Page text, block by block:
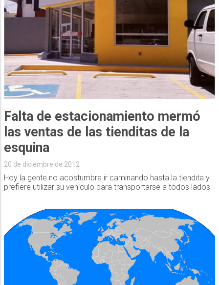
Falta de estacionamiento mermó
las ventas de las tienditas de la
esquina
20 de diciembre de 2012
Hoy la gente no acostumbra ir caminando hasta la tiendita y
prefiere utilizar su vehículo para transportarse a todos lados